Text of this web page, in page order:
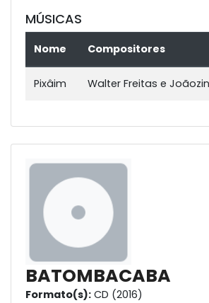
MÚSICAS
Nome Compositores
Pixâim Walter Freitas e
BATOMBACABA
Formato(s): CD (2016)